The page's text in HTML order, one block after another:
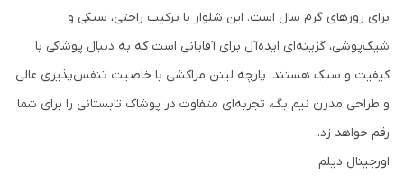
برای روزهای گرم سال است. این شلوار با ترکیب راحتی، سبکی و
شیک‌پوشی، گزینه‌ای ایده‌آل برای آقایانی است که به دنبال پوشاکی با
کیفیت و سبک هستند. پارچه لینن مراکشی با خاصیت تنفس‌پذیری عالی
و طراحی مدرن نیم بگ، تجربه‌ای متفاوت در پوشاک تابستانی را برای شما
رقم خواهد زد.
اورجینال دیلم